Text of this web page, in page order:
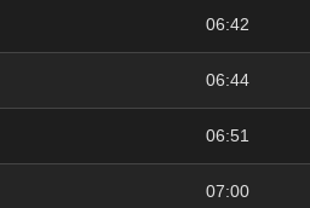
06:42
06:44
06:51
07:00